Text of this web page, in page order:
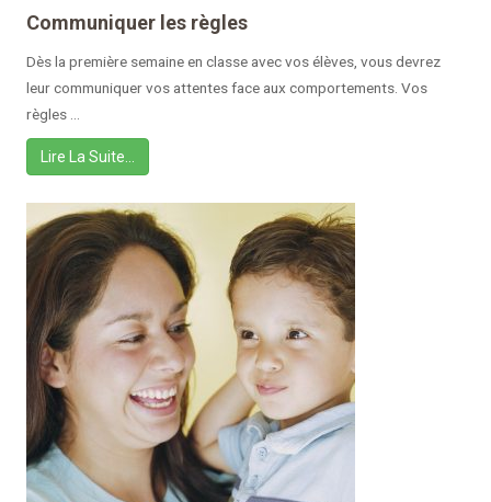
Communiquer les règles
Dès la première semaine en classe avec vos élèves, vous devrez
leur communiquer vos attentes face aux comportements. Vos
règles ...
Lire La Suite…